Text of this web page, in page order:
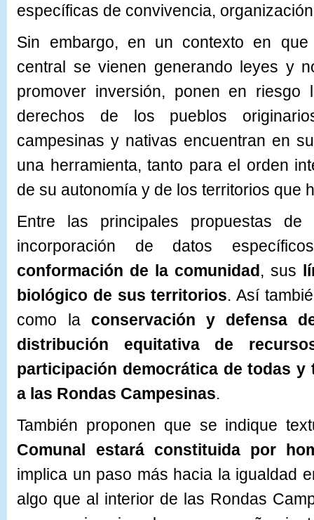
específicas de convivencia,
Sin embargo, en un contexto en
central se vienen generando leyes y
promover inversión, ponen en
derechos de los pueblos
campesinas y nativas encuentran en
una herramienta, tanto para el orden
de su autonomía y de los territorios que
Entre las principales propuestas de
incorporación de datos
conformación de la comunidad, sus
biológico de sus territorios. Así
como la conservación y defensa
distribución equitativa de
participación democrática de todas y
a las Rondas Campesinas.
También proponen que se indique
Comunal estará constituida por
implica un paso más hacia la igualdad
algo que al interior de las Rondas